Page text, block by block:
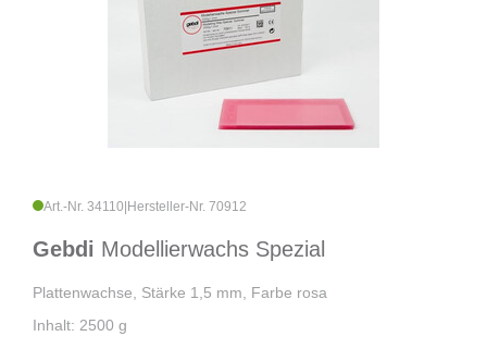
Art.-Nr. 34110 Hersteller-Nr. 70912
Gebdi Modellierwachs Spezial
Plattenwachse, Stärke 1,5 mm, Farbe rosa
Inhalt: 2500 g